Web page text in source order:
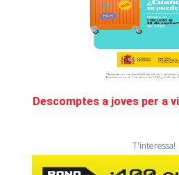
Descomptes a joves per a
T'interessa!